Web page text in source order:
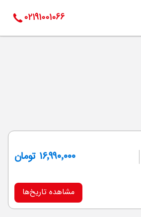
02191001066
۱۶٬۹۹۰٬۰۰۰ تومان
مشاهده تاریخ‌ها